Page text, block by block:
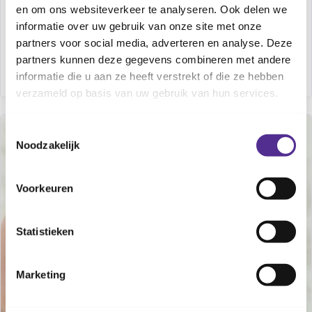
en om ons websiteverkeer te analyseren. Ook delen we
informatie over uw gebruik van onze site met onze
partners voor social media, adverteren en analyse. Deze
partners kunnen deze gegevens combineren met andere
informatie die u aan ze heeft verstrekt of die ze hebben
verzameld op basis van uw gebruik van hun services.
Noodzakelijk
Voorkeuren
Statistieken
Marketing
informatieavond wordt georganiseerd om
aanstaande ouders duidelijk informatie te geven
over het geven van borstvoeding.
maandag 30 nov. 2026
19:30- 21:00
Ridderkerk